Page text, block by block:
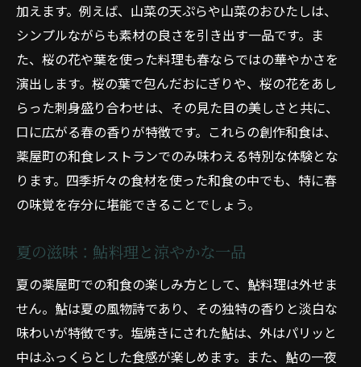
加えます。例えば、山菜の天ぷらや山菜のおひたしは、
シンプルながらも素材の良さを引き出す一品です。ま
た、桜の花や葉を使った料理も春ならではの華やかさを
演出します。桜の葉で包んだおにぎりや、桜の花をあし
らった刺身盛り合わせは、その見た目の美しさと共に、
口に広がる春の香りが特徴です。これらの創作和食は、
薬屋町の和食レストランでのみ味わえる特別な体験とな
ります。四季折々の食材を使った和食の中でも、特に春
の味覚を存分に堪能できることでしょう。
夏の滋味：鮎料理と涼やかな一品
夏の薬屋町での和食の楽しみ方として、鮎料理は外せま
せん。鮎は夏の風物詩であり、その独特の香りと淡白な
味わいが特徴です。塩焼きにされた鮎は、外はパリッと
中はふっくらとした食感が楽しめます。また、鮎の一夜